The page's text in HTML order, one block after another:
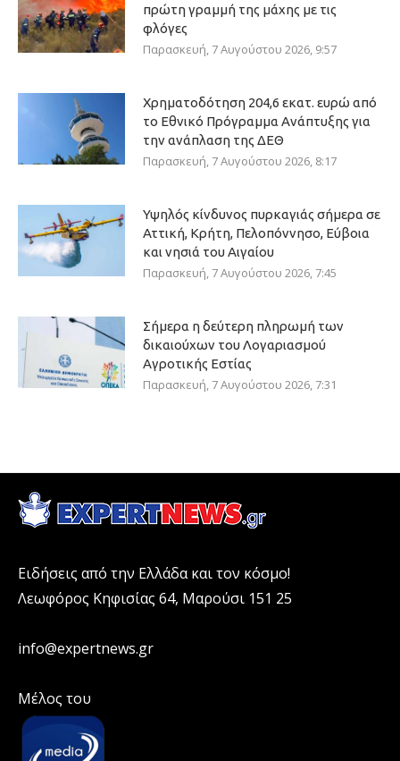
πρώτη γραμμή της μάχης με τις
φλόγες
Παρασκευή, 7 Αυγούστου 2026, 9:57
Χρηματοδότηση 204,6 εκατ. ευρώ από
το Εθνικό Πρόγραμμα Ανάπτυξης για
την ανάπλαση της ΔΕΘ
Παρασκευή, 7 Αυγούστου 2026, 8:17
Υψηλός κίνδυνος πυρκαγιάς σήμερα σε
Αττική, Κρήτη, Πελοπόννησο, Εύβοια
και νησιά του Αιγαίου
Παρασκευή, 7 Αυγούστου 2026, 7:45
Σήμερα η δεύτερη πληρωμή των
δικαιούχων του Λογαριασμού
Αγροτικής Εστίας
Παρασκευή, 7 Αυγούστου 2026, 7:31
Ειδήσεις από την Ελλάδα και τον κόσμο!
Λεωφόρος Κηφισίας 64, Μαρούσι 151 25
info@expertnews.gr
Μέλος του